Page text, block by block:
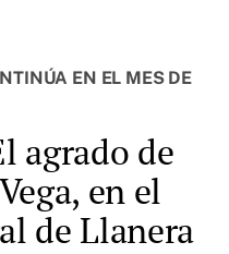
EN EL MES DE
agrado de
en el
de Llanera